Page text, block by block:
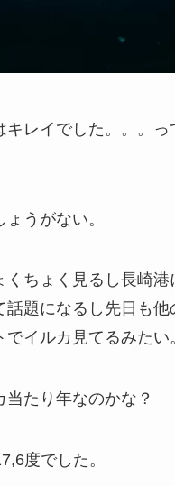
キレイでした。。。っ
うがない。
くちょく見るし長崎港
話題になるし先日も他
でイルカ見てるみたい
当たり年なのかな？
度でした。